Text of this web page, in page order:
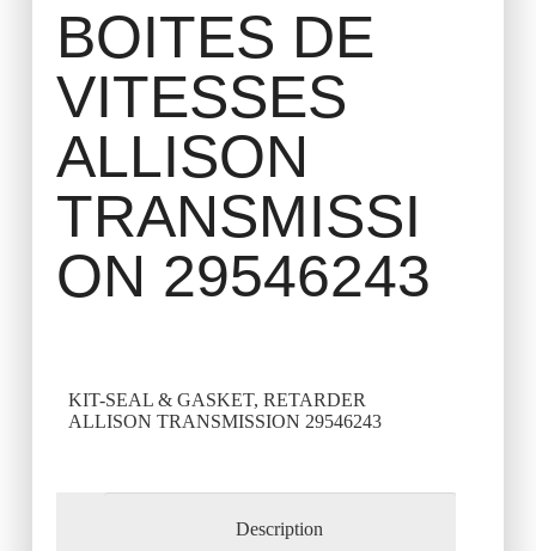
BOITES DE
VITESSES
ALLISON
TRANSMISSI
ON 29546243
KIT-SEAL & GASKET, RETARDER
ALLISON TRANSMISSION 29546243
Description